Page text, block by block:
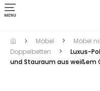
Umschalten
der
Navigation
Möbel Möbel
Doppelbetten
Luxus-
und Stauraum aus weißem